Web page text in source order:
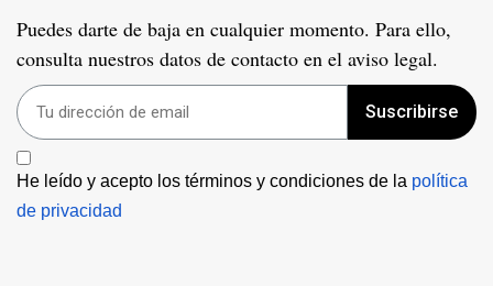
Puedes darte de baja en cualquier momento. Para ello,
consulta nuestros datos de contacto en el aviso legal.
Suscribirse
He leído y acepto los términos y condiciones de la política
de privacidad